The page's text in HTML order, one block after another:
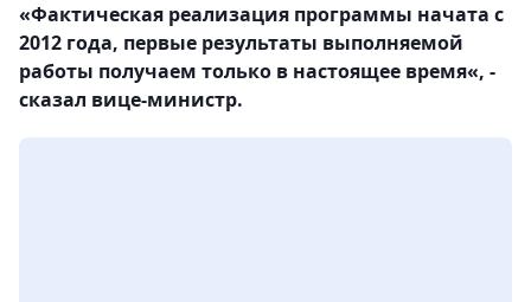
«Фактическая реализация программы начата с
2012 года, первые результаты выполняемой
работы получаем только в настоящее время«, -
сказал вице-министр.